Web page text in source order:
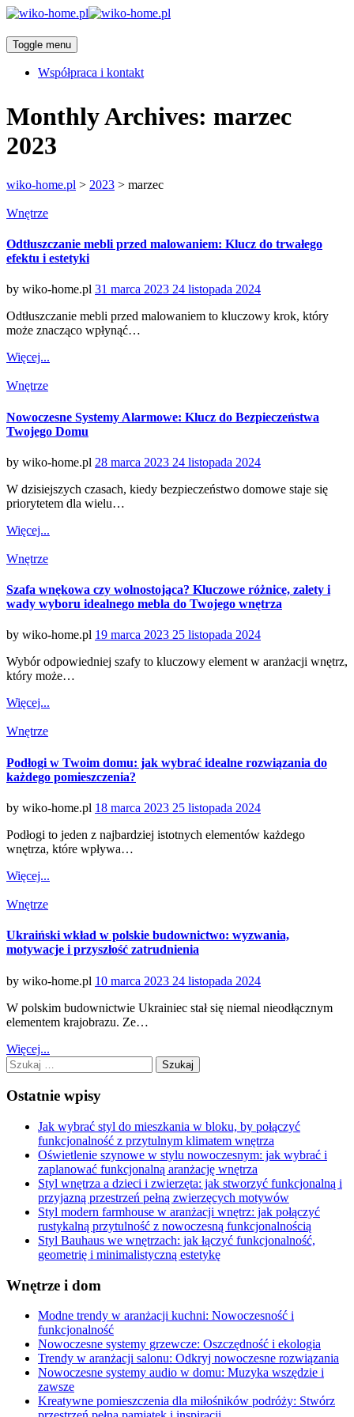
Toggle menu
Współpraca i kontakt
Monthly Archives: marzec
2023
wiko-home.pl > 2023 > marzec
Categories
Wnętrze
Odtłuszczanie mebli przed malowaniem: Klucz do trwałego
efektu i estetyki
by wiko-home.pl Posted
31 marca 2023 24 listopada 2024
Odtłuszczanie mebli przed malowaniem to kluczowy krok, który
może znacząco wpłynąć…
Więcej...
Categories
Wnętrze
Nowoczesne Systemy Alarmowe: Klucz do Bezpieczeństwa
Twojego Domu
by wiko-home.pl Posted
28 marca 2023 24 listopada 2024
W dzisiejszych czasach, kiedy bezpieczeństwo domowe staje się
priorytetem dla wielu…
Więcej...
Categories
Wnętrze
Szafa wnękowa czy wolnostojąca? Kluczowe różnice, zalety i
wady wyboru idealnego mebla do Twojego wnętrza
by wiko-home.pl Posted
19 marca 2023 25 listopada 2024
Wybór odpowiedniej szafy to kluczowy element w aranżacji wnętrz,
który może…
Więcej...
Categories
Wnętrze
Podłogi w Twoim domu: jak wybrać idealne rozwiązania do
każdego pomieszczenia?
by wiko-home.pl Posted
18 marca 2023 25 listopada 2024
Podłogi to jeden z najbardziej istotnych elementów każdego
wnętrza, które wpływa…
Więcej...
Categories
Wnętrze
Ukraiński wkład w polskie budownictwo: wyzwania,
motywacje i przyszłość zatrudnienia
by wiko-home.pl Posted
10 marca 2023 24 listopada 2024
W polskim budownictwie Ukrainiec stał się niemal nieodłącznym
elementem krajobrazu. Ze…
Więcej...
Szukaj:
Ostatnie wpisy
Jak wybrać styl do mieszkania w bloku, by połączyć
funkcjonalność z przytulnym klimatem wnętrza
Oświetlenie szynowe w stylu nowoczesnym: jak wybrać i
zaplanować funkcjonalną aranżację wnętrza
Styl wnętrza a dzieci i zwierzęta: jak stworzyć funkcjonalną i
przyjazną przestrzeń pełną zwierzęcych motywów
Styl modern farmhouse w aranżacji wnętrz: jak połączyć
rustykalną przytulność z nowoczesną funkcjonalnością
Styl Bauhaus we wnętrzach: jak łączyć funkcjonalność,
geometrię i minimalistyczną estetykę
Wnętrze i dom
Modne trendy w aranżacji kuchni: Nowoczesność i
funkcjonalność
Nowoczesne systemy grzewcze: Oszczędność i ekologia
Trendy w aranżacji salonu: Odkryj nowoczesne rozwiązania
Nowoczesne systemy audio w domu: Muzyka wszędzie i
zawsze
Kreatywne pomieszczenia dla miłośników podróży: Stwórz